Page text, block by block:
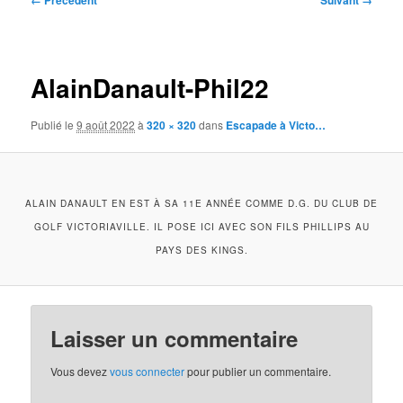
AlainDanault-Phil22
Publié le9 août 2022 à320 × 320dans Escapade à Victo…
ALAIN DANAULT EN EST À SA 11E ANNÉE COMME D.G. DU CLUB DE
GOLF VICTORIAVILLE. IL POSE ICI AVEC SON FILS PHILLIPS AU
PAYS DES KINGS.
Laisser un commentaire
Vous devezvous connecterpour publier un commentaire.